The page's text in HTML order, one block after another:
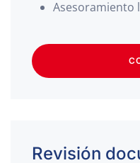
Asesoramiento
Revisión